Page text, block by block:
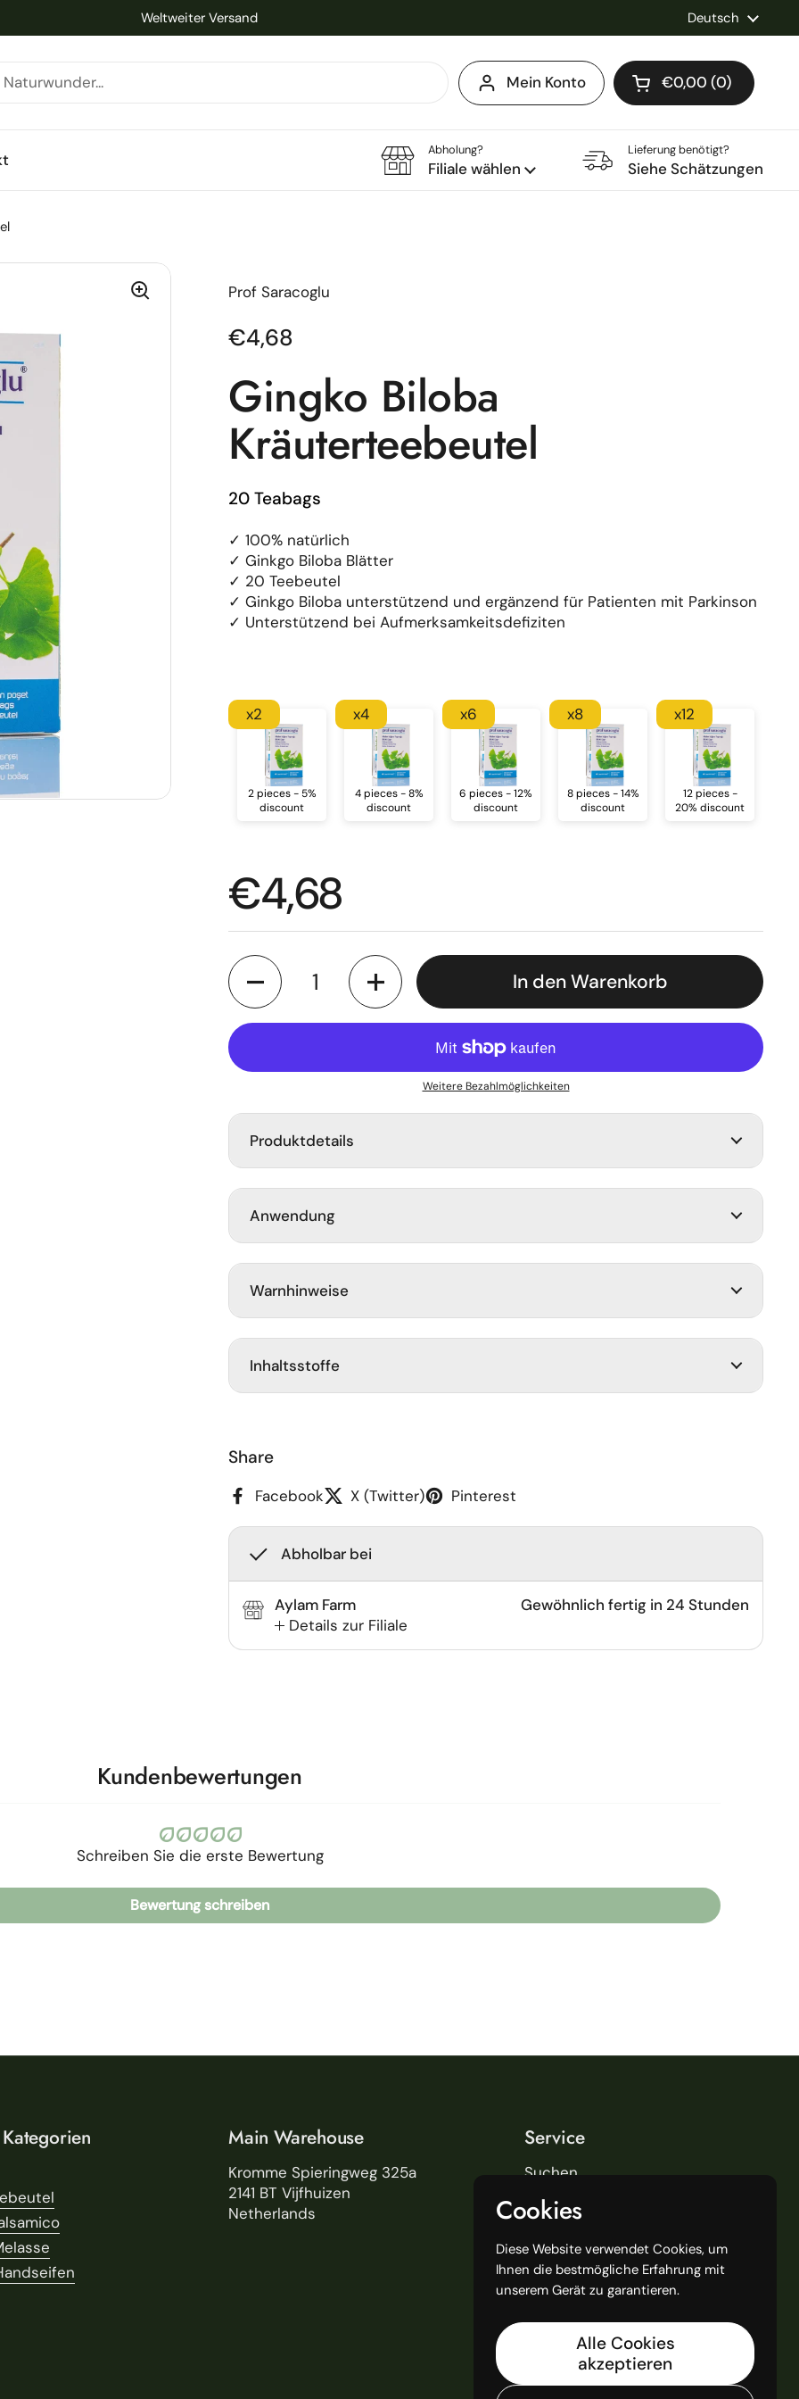
Weltweiter Versand Sprache
Deutsch
Mein Konto Warenkorb öffnen
Warenkorb
€0,00 0
im Warenkorb
Abholung?
Filiale wählen
Lieferung benötigt?
Siehe Schätzungen
Folie
Prof Saracoglu
Regulärer Preis
€4,68
Gingko Biloba
Kräuterteebeutel
20 Teabags
✓ 100% natürlich
✓ Ginkgo Biloba Blätter
✓ 20 Teebeutel
✓ Ginkgo Biloba unterstützend und ergänzend für Patienten mit Parkinson
✓ Unterstützend bei Aufmerksamkeitsdefiziten
2 pieces - 5%
discount
x2
4 pieces - 8%
discount
x4
6 pieces - 12%
discount
x6
8 pieces - 14%
discount
x8
12 pieces -
20% discount
x12
Regulärer Preis
€4,68
Anzahl
In den Warenkorb
Weitere Bezahlmöglichkeiten
Produktdetails
Anwendung
Warnhinweise
Inhaltsstoffe
Share
Facebook X (Twitter) Pinterest
Abholbar bei
Aylam Farm
Details zur Filiale
Gewöhnlich fertig in 24 Stunden
Kundenbewertungen
Schreiben Sie die erste Bewertung
Bewertung schreiben
Main Warehouse
Kromme Spieringweg 325a
2141 BT Vijfhuizen
Netherlands
Service
Suchen
Über uns
Lieferung
Unsere Geschäfte
General Terms and Conditions
Cookies
Diese Website verwendet Cookies, um
Ihnen die bestmögliche Erfahrung mit
unserem Gerät zu garantieren.
Alle Cookies
akzeptieren